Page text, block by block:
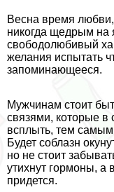
Весна время любви,
никогда щедрым на
свободолюбивый
желания испытать
запоминающееся.
Мужчинам стоит
связями, которые
всплыть, тем
Будет coблaзн
но не стоит
утихнут гормоны, а
придется.